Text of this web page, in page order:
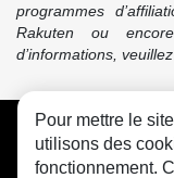
programmes
Rakuten ou
d’informations,
CGU
Pour mettre le
utilisons des
fonctionnement.